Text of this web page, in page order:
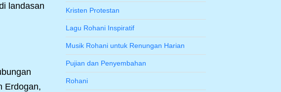
landasan
Erdogan,
Kristen Protestan
Lagu Rohani Inspiratif
Musik Rohani untuk Renungan Harian
Pujian dan Penyembahan
Rohani